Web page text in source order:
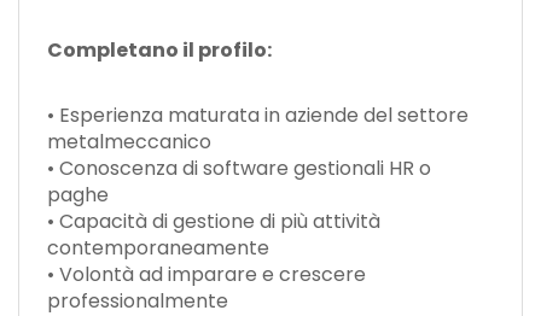
Completano il profilo:
• Esperienza maturata in aziende del settore
metalmeccanico
• Conoscenza di software gestionali HR o
paghe
• Capacità di gestione di più attività
contemporaneamente
• Volontà ad imparare e crescere
professionalmente